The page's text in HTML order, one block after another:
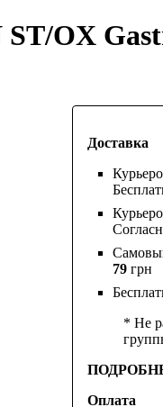
OX
Доставка
79 грн
* Не
Оплата